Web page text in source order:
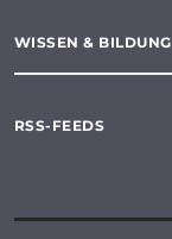
WISSEN & BILDUNG
RSS-FEEDS